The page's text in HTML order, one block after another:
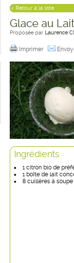
< Retour à la liste
Glace au
Proposée par Laurence
Imprimer
Ingrédients
1 citron bio de
1 boîte de lait
8 cuillères à